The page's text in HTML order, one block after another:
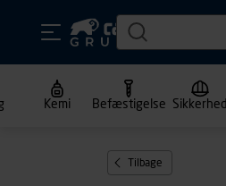
Kemi Befæstigelse Sikkerhed
Tilbage